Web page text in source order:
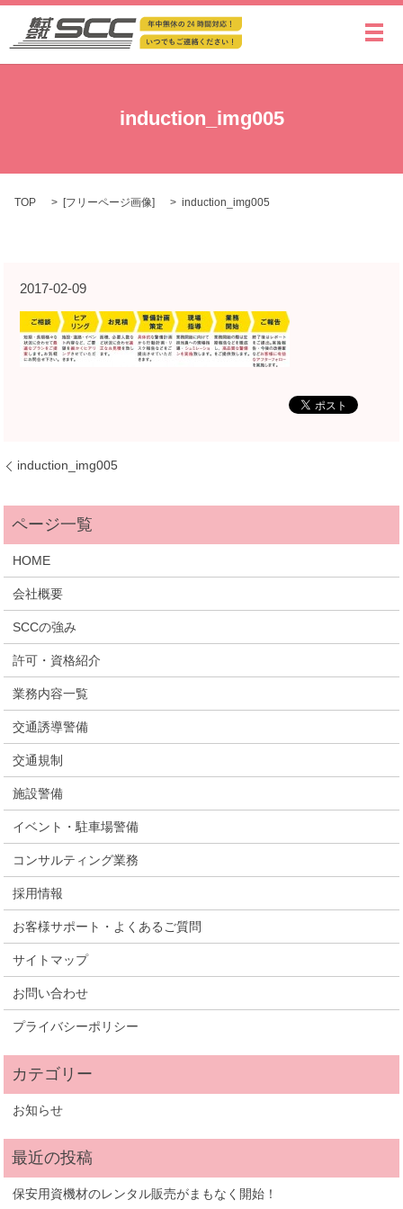
メ
induction_img005
TOP [フリーページ画像] induction_img005
2017-02-09
induction_img005
HOME
会社概要
SCCの強み
許可・資格紹介
業務内容一覧
交通誘導警備
交通規制
施設警備
イベント・駐車場警備
コンサルティング業務
採用情報
お客様サポート・よくあるご質問
サイトマップ
お問い合わせ
プライバシーポリシー
お知らせ
保安用資機材のレンタル販売がまもなく開始！